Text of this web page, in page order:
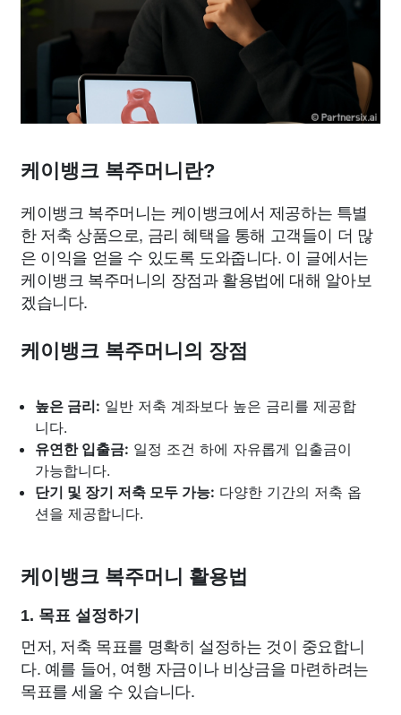
케이뱅크 복주머니란?
케이뱅크 복주머니는 케이뱅크에서 제공하는 특별
한 저축 상품으로, 금리 혜택을 통해 고객들이 더 많
은 이익을 얻을 수 있도록 도와줍니다. 이 글에서는
케이뱅크 복주머니의 장점과 활용법에 대해 알아보
겠습니다.
케이뱅크 복주머니의 장점
높은 금리: 일반 저축 계좌보다 높은 금리를 제공합
니다.
유연한 입출금: 일정 조건 하에 자유롭게 입출금이
가능합니다.
단기 및 장기 저축 모두 가능: 다양한 기간의 저축 옵
션을 제공합니다.
케이뱅크 복주머니 활용법
1. 목표 설정하기
먼저, 저축 목표를 명확히 설정하는 것이 중요합니
다. 예를 들어, 여행 자금이나 비상금을 마련하려는
목표를 세울 수 있습니다.